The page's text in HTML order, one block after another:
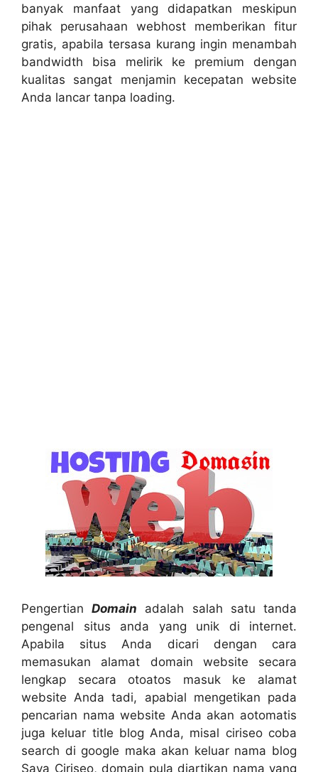
banyak manfaat yang didapatkan meskipun
pihak perusahaan webhost memberikan fitur
gratis, apabila tersasa kurang ingin menambah
bandwidth bisa melirik ke premium dengan
kualitas sangat menjamin kecepatan website
Anda lancar tanpa loading.
PengertianDomain adalah salah satu tanda
pengenal situs anda yang unik di internet.
Apabila situs Anda dicari dengan cara
memasukan alamat domain website secara
lengkap secara otoatos masuk ke alamat
website Anda tadi, apabial mengetikan pada
pencarian nama website Anda akan aotomatis
juga keluar title blog Anda, misal ciriseo coba
search di google maka akan keluar nama blog
Saya Ciriseo, domain pula diartikan nama yang